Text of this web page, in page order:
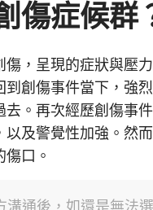
傷症候群
，呈現的症狀與壓
到創傷事件當下，強
去。再次經歷創傷事
以及警覺性加強。然
口。